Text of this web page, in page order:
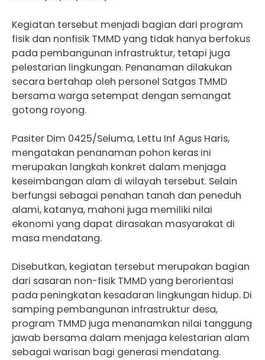
Kegiatan tersebut menjadi bagian dari program
fisik dan nonfisik TMMD yang tidak hanya berfokus
pada pembangunan infrastruktur, tetapi juga
pelestarian lingkungan. Penanaman dilakukan
secara bertahap oleh personel Satgas TMMD
bersama warga setempat dengan semangat
gotong royong.
Pasiter Dim 0425/Seluma, Lettu Inf Agus Haris,
mengatakan penanaman pohon keras ini
merupakan langkah konkret dalam menjaga
keseimbangan alam di wilayah tersebut. Selain
berfungsi sebagai penahan tanah dan peneduh
alami, katanya, mahoni juga memiliki nilai
ekonomi yang dapat dirasakan masyarakat di
masa mendatang.
Disebutkan, kegiatan tersebut merupakan bagian
dari sasaran non-fisik TMMD yang berorientasi
pada peningkatan kesadaran lingkungan hidup. Di
samping pembangunan infrastruktur desa,
program TMMD juga menanamkan nilai tanggung
jawab bersama dalam menjaga kelestarian alam
sebagai warisan bagi generasi mendatang.